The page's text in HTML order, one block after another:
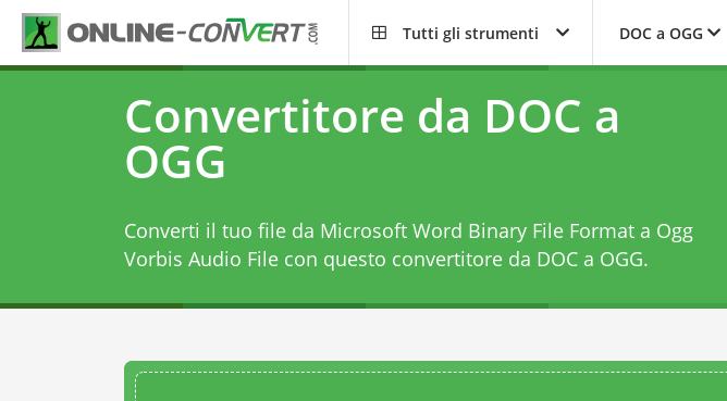
Tutti gli strumenti DOC a OGG
Convertitore da DOC a
OGG
Converti il tuo file da Microsoft Word Binary File Format a Ogg
Vorbis Audio File con questo convertitore da DOC a OGG.